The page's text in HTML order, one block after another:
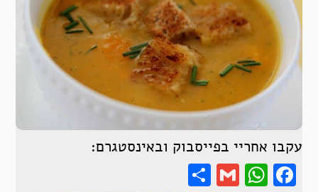
עקבו אחריי בפייסבוק ובאינסטגרם:
Facebook
WhatsApp
Gmail